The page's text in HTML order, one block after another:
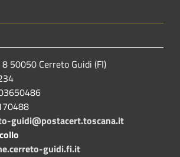
50050 Cerreto Guidi (FI)
guidi@postacert.toscana.it
guidi.fi.it